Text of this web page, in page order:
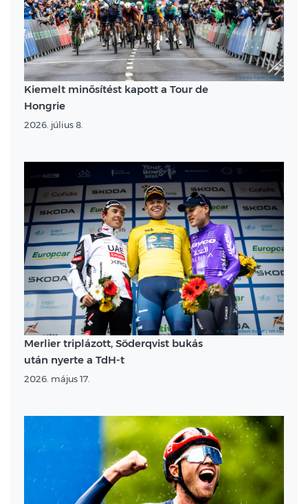
Kiemelt minősítést kapott a Tour de
Hongrie
2026. július 8.
Merlier triplázott, Söderqvist bukás
után nyerte a TdH-t
2026. május 17.